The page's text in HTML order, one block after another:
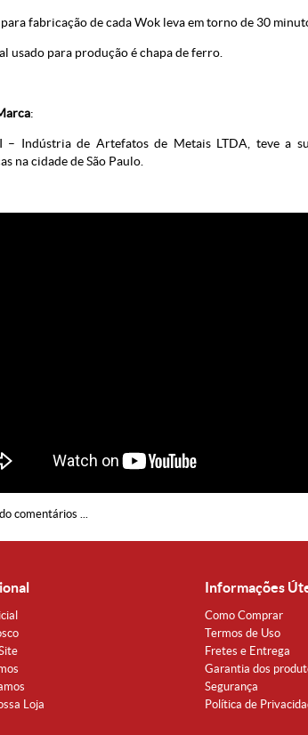
fabricação de cada Wok leva em torno de 30
usado para produção é chapa de ferro.
:
– Indústria de Artefatos de Metais LTDA, teve a
na cidade de São Paulo.
comentários ...
Loja
Informações
Como Comprar
Termos de Uso
Fretes e Entrega
Garantia dos
Segurança
Política de